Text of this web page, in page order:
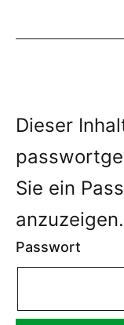
Dieser
Sie ein
anzuzeigen.
Passwort